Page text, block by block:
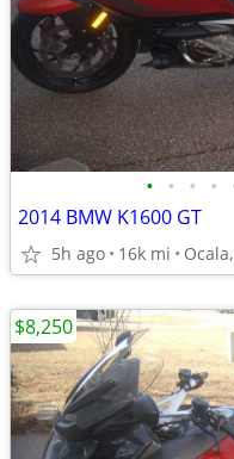
• • • •
2014 BMW K1600 GT
5h ago 16k mi
$8,250